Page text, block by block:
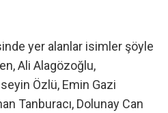
yer alanlar isimler şöyle
Ali Alagözoğlu,
Özlü, Emin Gazi
Tanburacı, Dolunay Can